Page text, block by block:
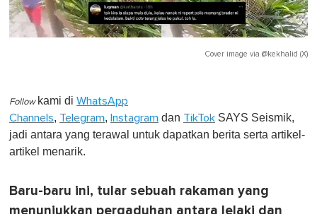
Cover image via @kekhalid (X)
Follow kami di WhatsApp
Channels, Telegram, Instagram dan TikTok SAYS Seismik,
jadi antara yang terawal untuk dapatkan berita serta artikel-
artikel menarik.
Baru-baru ini, tular sebuah rakaman yang
menunjukkan pergaduhan antara lelaki dan